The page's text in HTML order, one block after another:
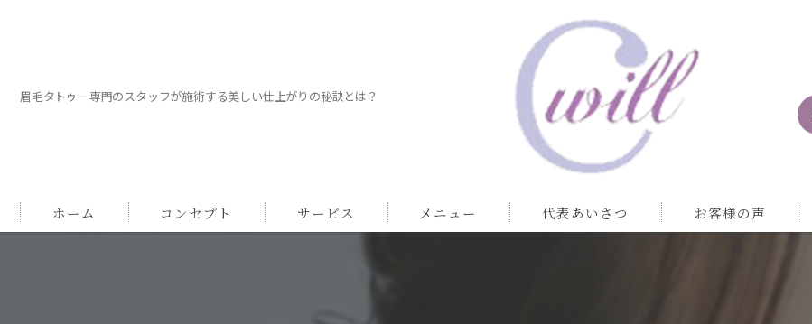
眉毛タトゥー専門のスタッフが施術する美しい仕上がりの秘訣とは？
ホーム コンセプト サービス メニュー 代表あいさつ お客様の声